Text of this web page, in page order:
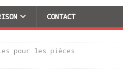
CONTACT
pour les pièces